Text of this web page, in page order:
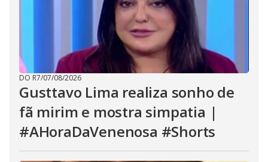
DO R7/07/08/2026
Gusttavo Lima realiza sonho de
fã mirim e mostra simpatia |
#AHoraDaVenenosa #Shorts